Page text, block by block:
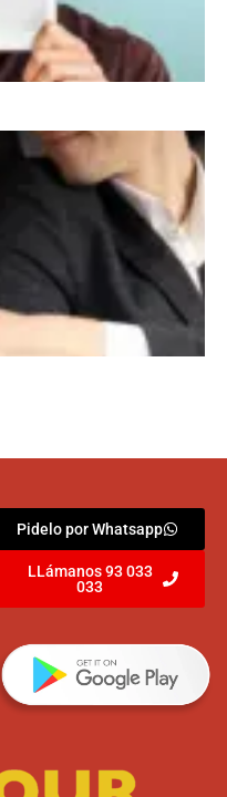
Pidelo por Whatsapp
LLámanos 93 033
033